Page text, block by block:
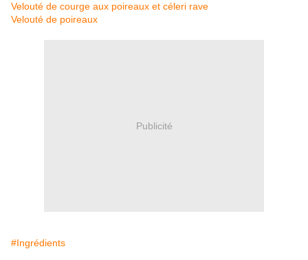
Velouté de courge aux poireaux et céleri rave
Velouté de poireaux
Publicité
#Ingrédients